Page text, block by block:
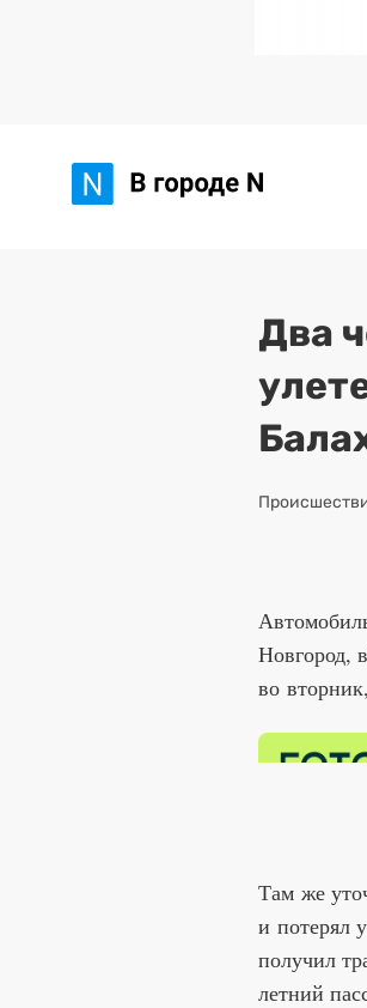
Два
Новгород,
во
Там же
и потерял
получил
летний